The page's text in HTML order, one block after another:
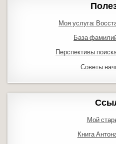
Моя услуга:
База
Перспективы
Советы
Мой
Книга